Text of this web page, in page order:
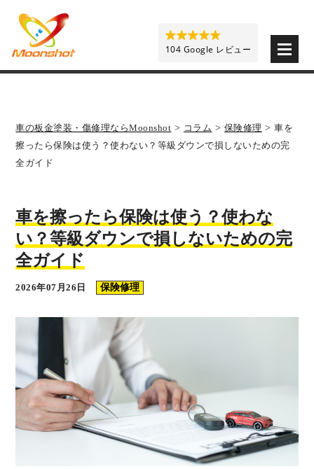
車の板金塗装・傷修理ならMoonshot > コラム > 保険修理 >車を
擦ったら保険は使う？使わない？等級ダウンで損しないための完
全ガイド
車を擦ったら保険は使う？使わな
い？等級ダウンで損しないための完
全ガイド
2026年07月26日 保険修理
104 Google レビュー